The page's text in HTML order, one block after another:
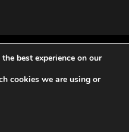
rights reserved.
best experience on our
cookies we are using or